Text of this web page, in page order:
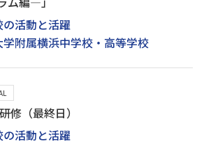
活動と活躍
附属横浜中学校・高等学校
（最終日）
活動と活躍